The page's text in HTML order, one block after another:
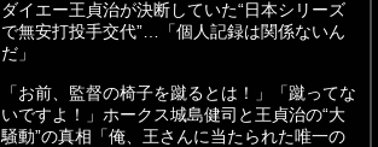
ダイエー王貞治が決断していた“日本シリーズ
で無安打投手交代”…「個人記録は関係ないん
だ」
「お前、監督の椅子を蹴るとは！」「蹴ってな
いですよ！」ホークス城島健司と王貞治の“大
騒動”の真相「俺、王さんに当たられた唯一の